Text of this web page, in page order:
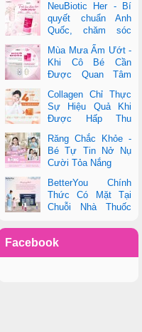
Anh Quốc
NeuBiotic Her - Bí
quyết chuẩn Anh
Quốc, chăm sóc
toàn diện sức khỏe
phụ nữ hiện đạiMùa Mưa Ẩm Ướt -
Khi Cô Bé Cần
Được Quan Tâm
Collagen Chỉ Thực
Sự Hiệu Quả Khi
Được Hấp Thu
Đúng Cách - Và
Zooki Chính Là Chìa Khóa
Răng Chắc Khỏe -
Bé Tự Tin Nở Nụ
Cười Tỏa Nắng
BetterYou Chính
Thức Có Mặt Tại
Chuỗi Nhà Thuốc
Facebook